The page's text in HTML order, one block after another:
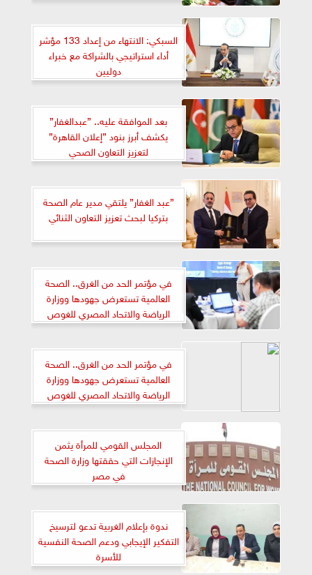
السبكي: الانتهاء من إعداد 133 مؤشر
أداء استراتيجي بالشراكة مع خبراء
دوليين
بعد الموافقة عليه.. ”عبدالغفار”
يكشف أبرز بنود ”إعلان القاهرة”
لتعزيز التعاون الصحي
”عبد الغفار” يلتقي مدير عام الصحة
بتركيا لبحث تعزيز التعاون الثنائي
في مؤتمر الحد من الغرق.. الصحة
العالمية تستعرض جهودها ووزارة
الرياضة والاتحاد المصري للغوص
والإنقاذ في واجهة الحدث
في مؤتمر الحد من الغرق.. الصحة
العالمية تستعرض جهودها ووزارة
الرياضة والاتحاد المصري للغوص
والإنقاذ في واجهة الحدث
المجلس القومي للمرأة يثمن
الإنجازات التي حققتها وزارة الصحة
في مصر
ندوة بإعلام الغربية تدعو لترسيخ
التفكير الإيجابي ودعم الصحة النفسية
للأسرة